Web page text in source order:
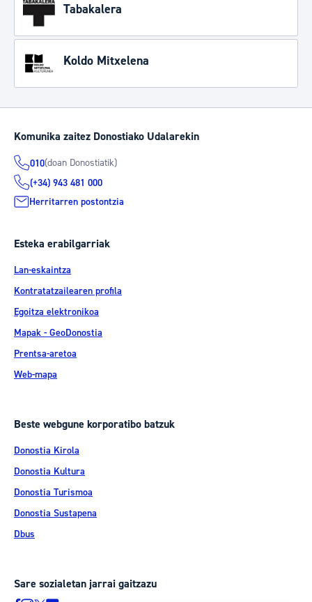
Tabakalera
Koldo Mitxelena
Komunika zaitez Donostiako Udalarekin
010(doan Donostiatik)
(+34) 943 481 000
Herritarren postontzia
Esteka erabilgarriak
Lan-eskaintza
Kontratatzailearen profila
Egoitza elektronikoa
Mapak - GeoDonostia
Prentsa-aretoa
Web-mapa
Beste webgune korporatibo batzuk
Donostia Kirola
Donostia Kultura
Donostia Turismoa
Donostia Sustapena
Dbus
Sare sozialetan jarrai gaitzazu